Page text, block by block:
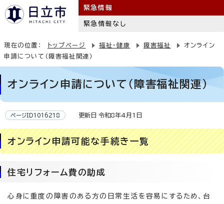
緊急情報
緊急情報なし
現在の位置： トップページ 福祉・健康 障害福祉
オンライン
申請について（障害福祉関連）
オンライン申請について（障害福祉関連）
ページID1016218 更新日 令和8年4月1日
オンライン申請可能な手続き一覧
住宅リフォーム費の助成
心身に重度の障害のある方の日常生活を容易にするため、台